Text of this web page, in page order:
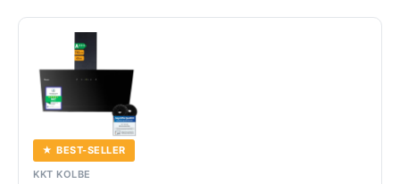
★ BEST-SELLER
KKT KOLBE